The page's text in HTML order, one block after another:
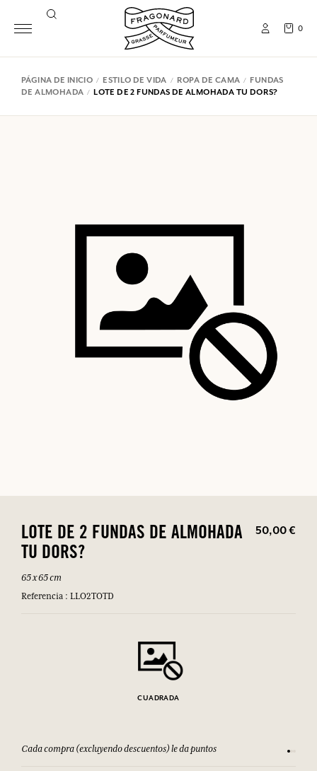
0
PÁGINA DE INICIO ESTILO DE VIDA ROPA DE CAMA
FUNDAS
DE ALMOHADA
LOTE DE 2 FUNDAS DE ALMOHADA TU DORS?
LOTE DE 2 FUNDAS DE ALMOHADA
TU DORS?
50,00 €
65 x 65 cm
Referencia : LLO2TOTD
CUADRADA
Cada compra (excluyendo descuentos) le da puntos